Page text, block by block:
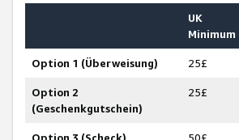
UK
Minimum
Option 1 (Überweisung) 25£
Option 2
(Geschenkgutschein)
25£
Option 3 (Scheck) 50£